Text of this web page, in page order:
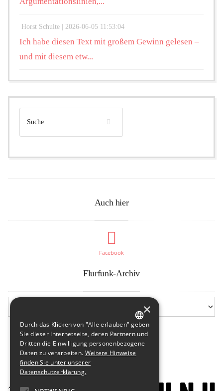
Horst Schulte | 2026-06-05 11:53:04
Ich habe diesen Text mit großem Gewinn gelesen –
und mit diesem etw...
Auch hier
Facebook
Flurfunk-Archiv
GERMAN
ENGLISH
×
Durch das Klicken von "Alle erlauben" geben
Sie dieser Internetseite, deren Partnern und
Dritten die Einwilligung personenbezogene
Daten zu verarbeiten. Weitere Hinweise
finden Sie unter unserer
Datenschutzerklärung.